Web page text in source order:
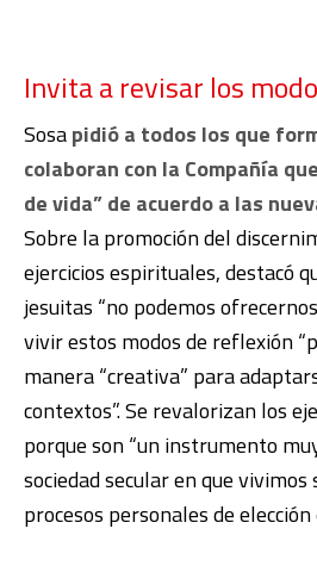
Invita a revisar los
Sosapidió a todos los que
colaboran con la Compañía
de vida” de acuerdo a las
Sobre la promoción del
ejercicios espirituales, destacó
jesuitas “no podemos
vivir estos modos de reflexión
manera “creativa” para
contextos”. Se revalorizan los
porque son “un instrumento
sociedad secular en que
procesos personales de elección